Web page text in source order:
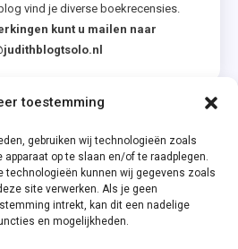
toestemming
gebruiken wij technologieën zoals
op te slaan en/of te raadplegen.
technologieën kunnen wij gegevens zoals
site verwerken. Als je geen
intrekt, kan dit een nadelige
en mogelijkheden.
vind je diverse boekrecensies.
kunt u mailen naar